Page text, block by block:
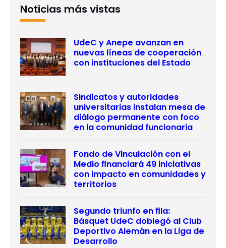
Noticias más vistas
UdeC y Anepe avanzan en
nuevas líneas de cooperación
con instituciones del Estado
Sindicatos y autoridades
universitarias instalan mesa de
diálogo permanente con foco
en la comunidad funcionaria
Fondo de Vinculación con el
Medio financiará 49 iniciativas
con impacto en comunidades y
territorios
Segundo triunfo en fila:
Básquet UdeC doblegó al Club
Deportivo Alemán en la Liga de
Desarrollo